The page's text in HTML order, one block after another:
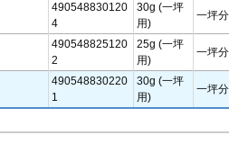
490548830120
4
30g (一坪
用)
一坪分
490548825120
2
25g (一坪
用)
一坪分
490548830220
1
30g (一坪
用)
一坪分